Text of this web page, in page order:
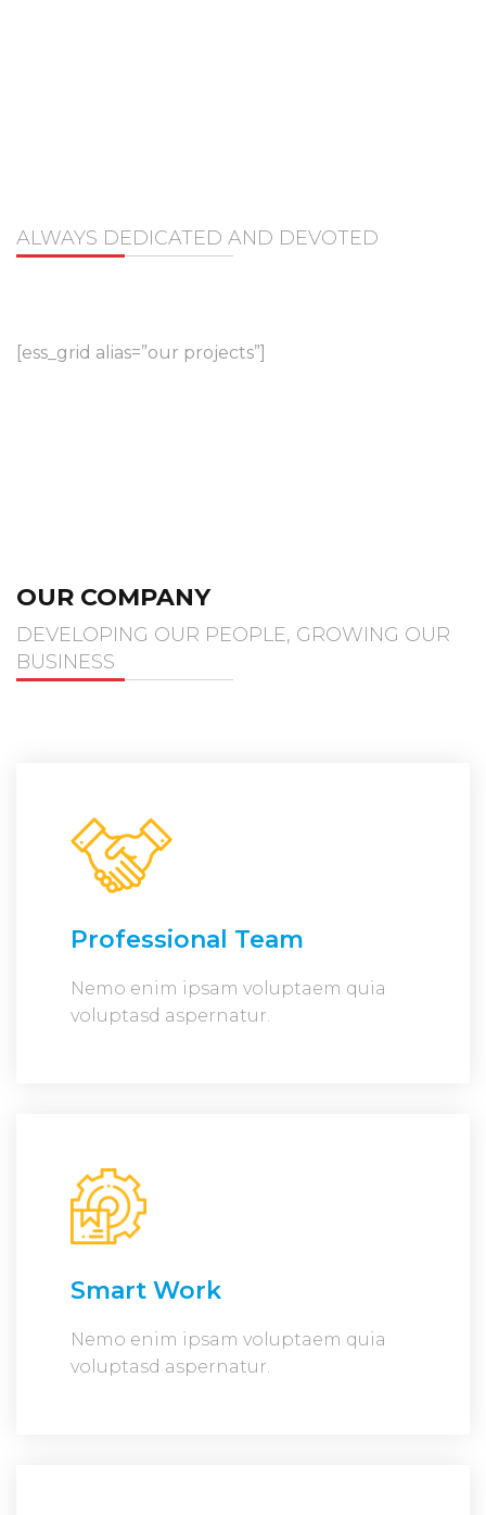
ALWAYS DEDICATED AND DEVOTED
[ess_grid alias=”our projects”]
OUR COMPANY
DEVELOPING OUR PEOPLE, GROWING OUR
BUSINESS
Professional Team
Nemo enim ipsam voluptaem quia
voluptasd aspernatur.
Smart Work
Nemo enim ipsam voluptaem quia
voluptasd aspernatur.